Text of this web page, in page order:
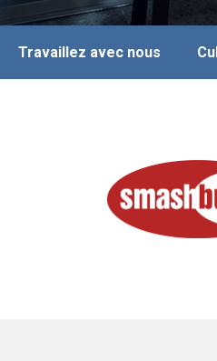
Travaillez avec nous